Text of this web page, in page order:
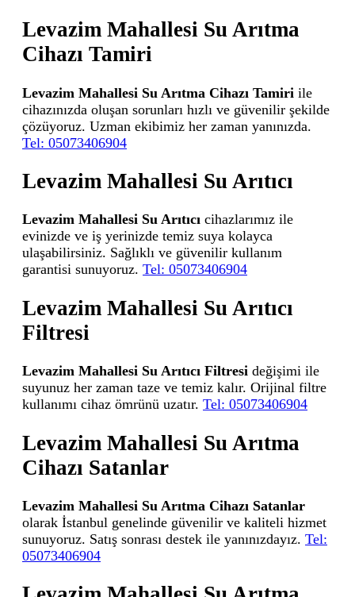
Levazim Mahallesi Su Arıtma
Cihazı Tamiri
Levazim Mahallesi Su Arıtma Cihazı Tamiri ile
cihazınızda oluşan sorunları hızlı ve güvenilir şekilde
çözüyoruz. Uzman ekibimiz her zaman yanınızda.
Tel: 05073406904
Levazim Mahallesi Su Arıtıcı
Levazim Mahallesi Su Arıtıcı cihazlarımız ile
evinizde ve iş yerinizde temiz suya kolayca
ulaşabilirsiniz. Sağlıklı ve güvenilir kullanım
garantisi sunuyoruz. Tel: 05073406904
Levazim Mahallesi Su Arıtıcı
Filtresi
Levazim Mahallesi Su Arıtıcı Filtresi değişimi ile
suyunuz her zaman taze ve temiz kalır. Orijinal filtre
kullanımı cihaz ömrünü uzatır. Tel: 05073406904
Levazim Mahallesi Su Arıtma
Cihazı Satanlar
Levazim Mahallesi Su Arıtma Cihazı Satanlar
olarak İstanbul genelinde güvenilir ve kaliteli hizmet
sunuyoruz. Satış sonrası destek ile yanınızdayız. Tel:
05073406904